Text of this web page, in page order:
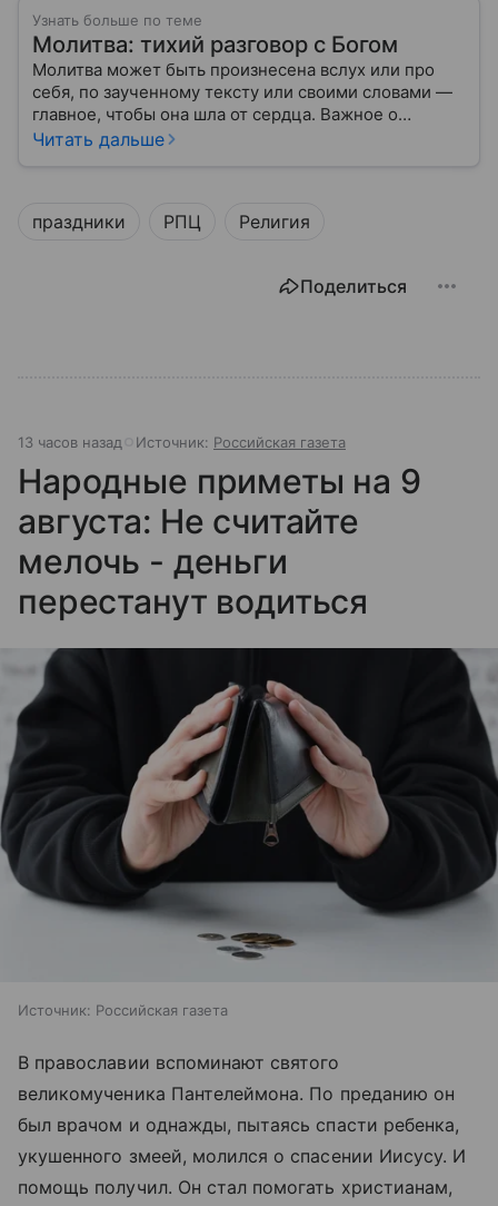
Узнать больше по теме
Молитва: тихий разговор с Богом
Молитва может быть произнесена вслух или про
себя, по заученному тексту или своими словами —
главное, чтобы она шла от сердца. Важное о
значении молитв — в нашем материале.
Читать дальше
праздники РПЦ Религия
Поделиться
13 часов назад Источник: Российская газета
Народные приметы на 9
августа: Не считайте
мелочь - деньги
перестанут водиться
Источник: Российская газета
В православии вспоминают святого
великомученика Пантелеймона. По преданию он
был врачом и однажды, пытаясь спасти ребенка,
укушенного змеей, молился о спасении Иисусу. И
помощь получил. Он стал помогать христианам,